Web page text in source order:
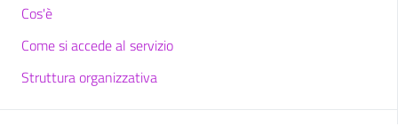
Cos'è
Come si accede al servizio
Struttura organizzativa